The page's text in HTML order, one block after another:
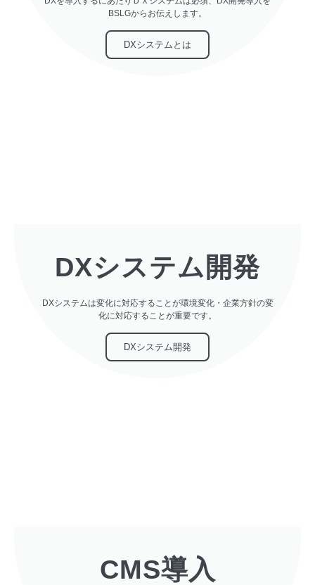
BSLGからお伝えします。
DXシステムとは
DXシステム開発
DXシステムは変化に対応することが環境変化・企業方針の変
化に対応することが重要です。
DXシステム開発
CMS導入